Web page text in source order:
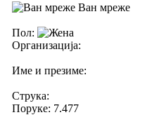
Ван мреже
Пол:
Организација:
Име и презиме:
Струка:
Поруке: 7.477